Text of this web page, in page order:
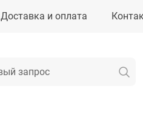
Доставка и оплата